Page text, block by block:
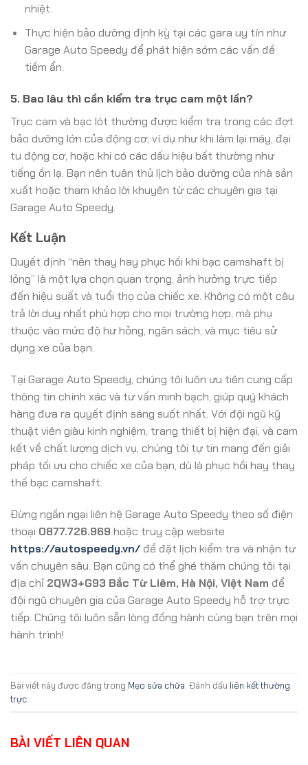
nhiệt.
Thực hiện bảo dưỡng định kỳ tại các gara uy tín như
Garage Auto Speedy để phát hiện sớm các vấn đề
tiềm ẩn.
5. Bao lâu thì cần kiểm tra trục cam một lần?
Trục cam và bạc lót thường được kiểm tra trong các đợt
bảo dưỡng lớn của động cơ, ví dụ như khi làm lại máy, đại
tu động cơ, hoặc khi có các dấu hiệu bất thường như
tiếng ồn lạ. Bạn nên tuân thủ lịch bảo dưỡng của nhà sản
xuất hoặc tham khảo lời khuyên từ các chuyên gia tại
Garage Auto Speedy.
Kết Luận
Quyết định “nên thay hay phục hồi khi bạc camshaft bị
lỏng” là một lựa chọn quan trọng, ảnh hưởng trực tiếp
đến hiệu suất và tuổi thọ của chiếc xe. Không có một câu
trả lời duy nhất phù hợp cho mọi trường hợp, mà phụ
thuộc vào mức độ hư hỏng, ngân sách, và mục tiêu sử
dụng xe của bạn.
Tại Garage Auto Speedy, chúng tôi luôn ưu tiên cung cấp
thông tin chính xác và tư vấn minh bạch, giúp quý khách
hàng đưa ra quyết định sáng suốt nhất. Với đội ngũ kỹ
thuật viên giàu kinh nghiệm, trang thiết bị hiện đại, và cam
kết về chất lượng dịch vụ, chúng tôi tự tin mang đến giải
pháp tối ưu cho chiếc xe của bạn, dù là phục hồi hay thay
thế bạc camshaft.
Đừng ngần ngại liên hệ Garage Auto Speedy theo số điện
thoại 0877.726.969 hoặc truy cập website
https://autospeedy.vn/để đặt lịch kiểm tra và nhận tư
vấn chuyên sâu. Bạn cũng có thể ghé thăm chúng tôi tại
địa chỉ 2QW3+G93 Bắc Từ Liêm, Hà Nội, Việt Nam để
đội ngũ chuyên gia của Garage Auto Speedy hỗ trợ trực
tiếp. Chúng tôi luôn sẵn lòng đồng hành cùng bạn trên mọi
hành trình!
Bài viết này được đăng trong Mẹo sửa chữa. Đánh dấu liên kết thường
trực.
BÀI VIẾT LIÊN QUAN